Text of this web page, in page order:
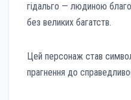
гідальго — людиною
без великих багатств.
Цей персонаж став
прагнення до